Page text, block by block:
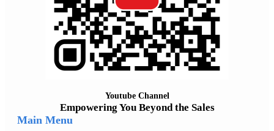
Youtube Channel
Empowering You Beyond the Sales
Main Menu